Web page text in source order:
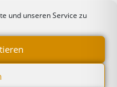
und unseren Service zu
– 200 mm Länge
– 300 mm Länge